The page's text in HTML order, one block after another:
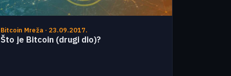
Bitcoin Mreža · 23.09.2017.
Što je Bitcoin (drugi dio)?